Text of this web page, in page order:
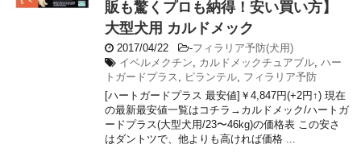
販も驚くプロも納得！安い買い方】
大型犬用 カルドメック
2017/04/22 -フィラリア予防(犬用)
イベルメクチン, カルドメックチュアブル, ハー
トガードプラス , ピランテル, フィラリア予防
[ハートガードプラス 最安値]￥4,847円(+2円↑) 現在
の最新最安値一覧はコチラ→カルドメック/ハートガ
ードプラス(大型犬用/23〜46kg)の価格表 この安さ
はダントツで、他よりも高ければ価格 ...